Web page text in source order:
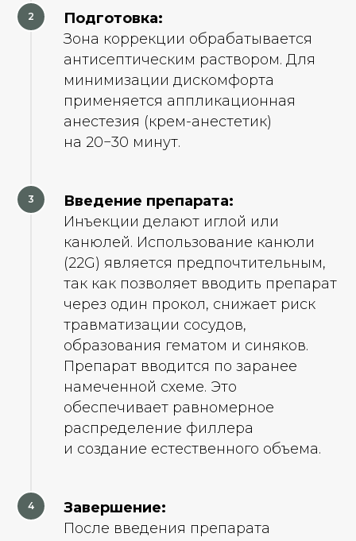
Подготовка:
Зона коррекции обрабатывается
антисептическим раствором. Для
минимизации дискомфорта
применяется аппликационная
анестезия (крем-анестетик)
на 20−30 минут.
Введение препарата:
Инъекции делают иглой или
канюлей. Использование канюли
(22G) является предпочтительным,
так как позволяет вводить препарат
через один прокол, снижает риск
травматизации сосудов,
образования гематом и синяков.
Препарат вводится по заранее
намеченной схеме. Это
обеспечивает равномерное
распределение филлера
и создание естественного объема.
Завершение:
После введения препарата